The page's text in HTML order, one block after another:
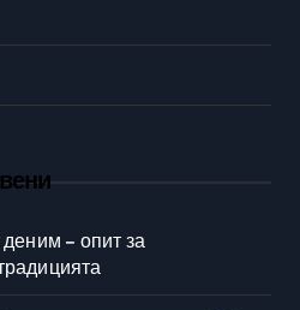
– опит за